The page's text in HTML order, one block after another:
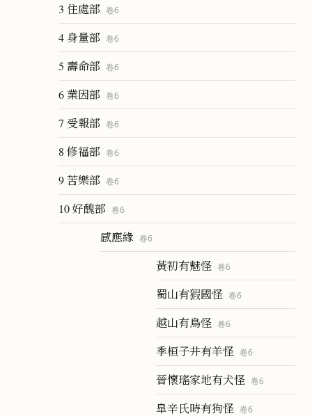
3 住處部 卷6
4 身量部 卷6
5 壽命部 卷6
6 業因部 卷6
7 受報部 卷6
8 修福部 卷6
9 苦樂部 卷6
10 好醜部 卷6
感應緣 卷6
黃初有魅怪 卷6
蜀山有猳國怪 卷6
越山有鳥怪 卷6
季桓子井有羊怪 卷6
晉懷瑤家地有犬怪 卷6
皐辛氏時有狗怪 卷6